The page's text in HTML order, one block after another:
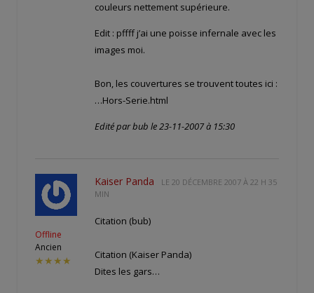
couleurs nettement supérieure.
Edit : pffff j’ai une poisse infernale avec les
images moi.
Bon, les couvertures se trouvent toutes ici :
…Hors-Serie.html
Edité par bub le 23-11-2007 à 15:30
Offline
Ancien
★★★★
Kaiser Panda LE 20 DÉCEMBRE 2007 À 22 H 35
MIN
Citation (bub)
Citation (Kaiser Panda)
Dites les gars…